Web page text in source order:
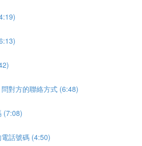
對方的聯絡方式 (6:48)
(7:08)
話號碼 (4:50)